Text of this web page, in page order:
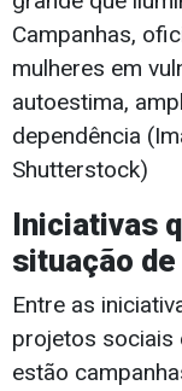
Campanhas,
mulheres em
autoestima,
dependência
Shutterstock)
Iniciativas
situação
Entre as
projetos sociais
estão